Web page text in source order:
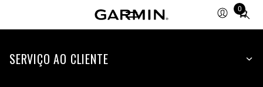
0
Total
items
cart:
SERVIÇO AO CLIENTE